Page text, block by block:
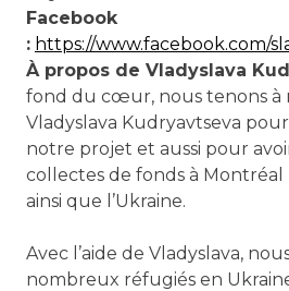
Facebook
: https://www.facebook.com/
À propos de Vladyslava
fond du cœur, nous tenons à
Vladyslava Kudryavtseva
notre projet et aussi pour
collectes de fonds à
ainsi que l’Ukraine.
Avec l’aide de Vladyslava,
nombreux réfugiés en